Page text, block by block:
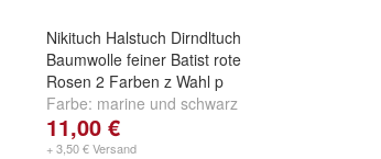
Nikituch Halstuch Dirndltuch
Baumwolle feiner Batist rote
Rosen 2 Farben z Wahl p
Farbe: marine und schwarz
11,00 €
+ 3,50 € Versand